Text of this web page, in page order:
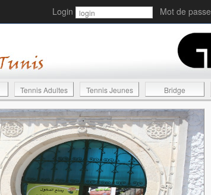
Login Mot de passe
Tennis Adultes Tennis Jeunes Bridge